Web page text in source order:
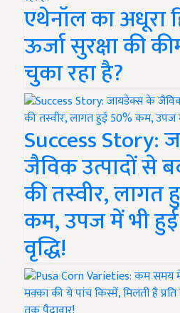
एथेनॉल का अधूरा
ऊर्जा सुरक्षा की
चुका रहा है?
Success Story:
जैविक उत्पादों से
की तस्वीर, लागत
कम, उपज में भी हुई
वृद्धि!